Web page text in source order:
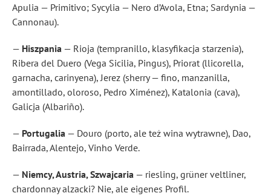
Apulia — Primitivo; Sycylia — Nero d’Avola, Etna; Sardynia —
Cannonau).
— Hiszpania — Rioja (tempranillo, klasyfikacja starzenia),
Ribera del Duero (Vega Sicilia, Pingus), Priorat (llicorella,
garnacha, carinyena), Jerez (sherry — fino, manzanilla,
amontillado, oloroso, Pedro Ximénez), Katalonia (cava),
Galicja (Albariño).
— Portugalia — Douro (porto, ale też wina wytrawne), Dao,
Bairrada, Alentejo, Vinho Verde.
— Niemcy, Austria, Szwajcaria — riesling, grüner veltliner,
chardonnay alzacki? Nie, ale eigenes Profil.